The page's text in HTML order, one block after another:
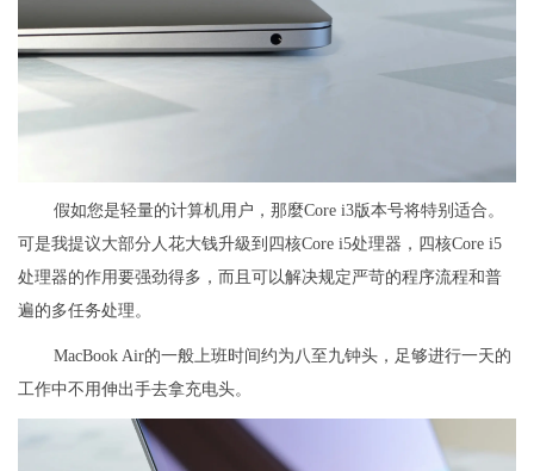
假如您是轻量的计算机用户，那麼Core i3版本号将特别适合。
可是我提议大部分人花大钱升級到四核Core i5处理器，四核Core i5
处理器的作用要强劲得多，而且可以解决规定严苛的程序流程和普
遍的多任务处理。
MacBook Air的一般上班时间约为八至九钟头，足够进行一天的
工作中不用伸出手去拿充电头。